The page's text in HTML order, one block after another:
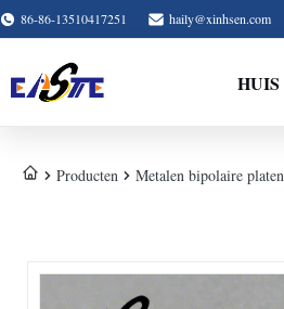
86-86-13510417251 haily@xinhsen.com
HUIS
Producten Metalen bipolaire platen